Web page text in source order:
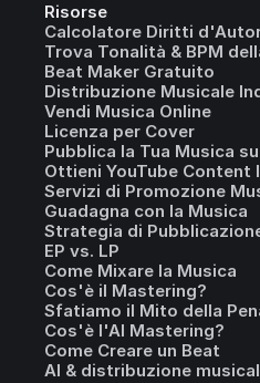
Risorse
Calcolatore Diritti
Trova Tonalità & BPM
Beat Maker Gratuito
Distribuzione Musicale
Vendi Musica Online
Licenza per Cover
Pubblica la Tua Musica
Ottieni YouTube Content
Servizi di Promozione
Guadagna con la Musica
Strategia di
EP vs. LP
Come Mixare la Musica
Cos'è il Mastering?
Sfatiamo il Mito della
Cos'è l'AI Mastering?
Come Creare un Beat
AI & distribuzione